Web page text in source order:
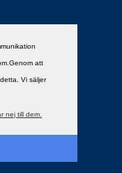
att
Vi säljer
nej till dem.